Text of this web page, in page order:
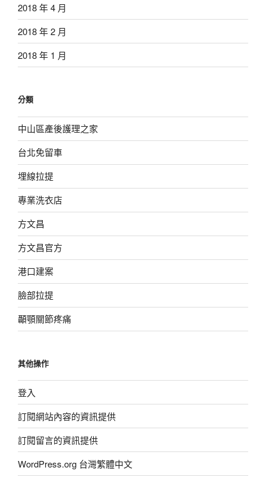
2018 年 4 月
2018 年 2 月
2018 年 1 月
分類
中山區產後護理之家
台北免留車
埋線拉提
專業洗衣店
方文昌
方文昌官方
港口建案
臉部拉提
顳顎關節疼痛
其他操作
登入
訂閱網站內容的資訊提供
訂閱留言的資訊提供
WordPress.org 台灣繁體中文